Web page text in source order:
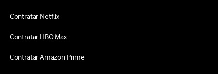
Contratar Netflix
Contratar HBO Max
Contratar Amazon Prime